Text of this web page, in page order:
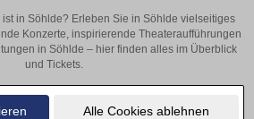
Alle Cookies ablehnen
in Söhlde? Erleben Sie in Söhlde vielseitiges
Konzerte, inspirierende Theateraufführungen
in Söhlde – hier finden alles im Überblick
und Tickets.